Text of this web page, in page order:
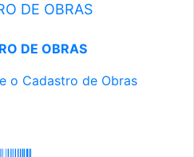
DE OBRAS
DE OBRAS
o Cadastro de Obras